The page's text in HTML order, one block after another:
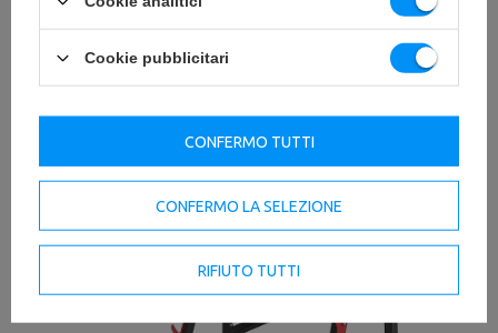
Cookie pubblicitari
CONFERMO LA SELEZIONE
RIFIUTO TUTTI
CONFERMO TUTTI